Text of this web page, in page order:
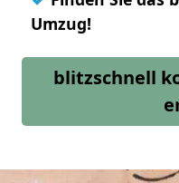
Umzug!
blitzschnell